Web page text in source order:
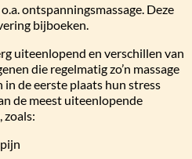
ontspanningsmassage. Deze
bijboeken.
uiteenlopend en verschillen van
die regelmatig zo’n massage
de eerste plaats hun stress
de meest uiteenlopende
zoals: